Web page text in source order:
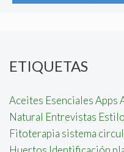
ETIQUETAS
Aceites EsencialesApps
Natural Entrevistas
Fitoterapia sistema